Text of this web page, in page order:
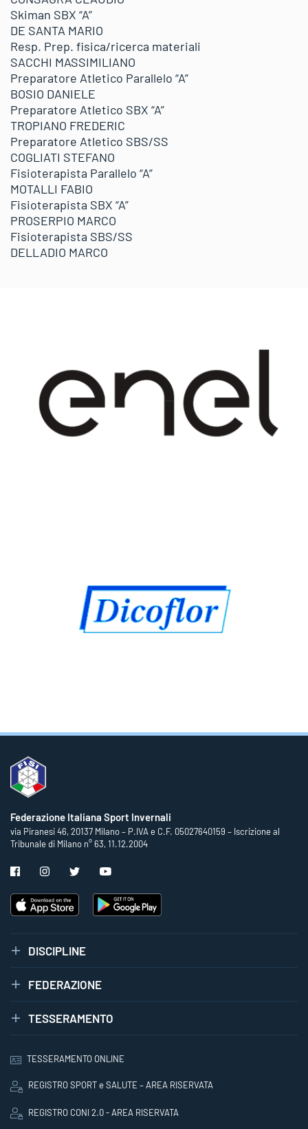
Skiman SBX “A”
DE SANTA MARIO
Resp. Prep. fisica/ricerca materiali
SACCHI MASSIMILIANO
Preparatore Atletico Parallelo “A”
BOSIO DANIELE
Preparatore Atletico SBX “A”
TROPIANO FREDERIC
Preparatore Atletico SBS/SS
COGLIATI STEFANO
Fisioterapista Parallelo “A”
MOTALLI FABIO
Fisioterapista SBX “A”
PROSERPIO MARCO
Fisioterapista SBS/SS
DELLADIO MARCO
Federazione Italiana Sport Invernali
via Piranesi 46, 20137 Milano – P.IVA e C.F. 05027640159 – Iscrizione al
Tribunale di Milano n° 63, 11.12.2004
DISCIPLINE
FEDERAZIONE
TESSERAMENTO
TESSERAMENTO ONLINE
REGISTRO SPORT e SALUTE – AREA RISERVATA
REGISTRO CONI 2.0 - AREA RISERVATA